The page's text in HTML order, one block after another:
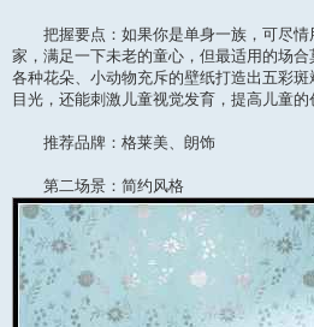
把握要点：如果你是单身一族，可尽情
家，满足一下未老的童心，但最适用的场
各种花朵、小动物充斥的壁纸打造出五彩
目光，还能刺激儿童视觉发育，提高儿童的
推荐品牌：格莱美、朗饰
第二场景：简约风格